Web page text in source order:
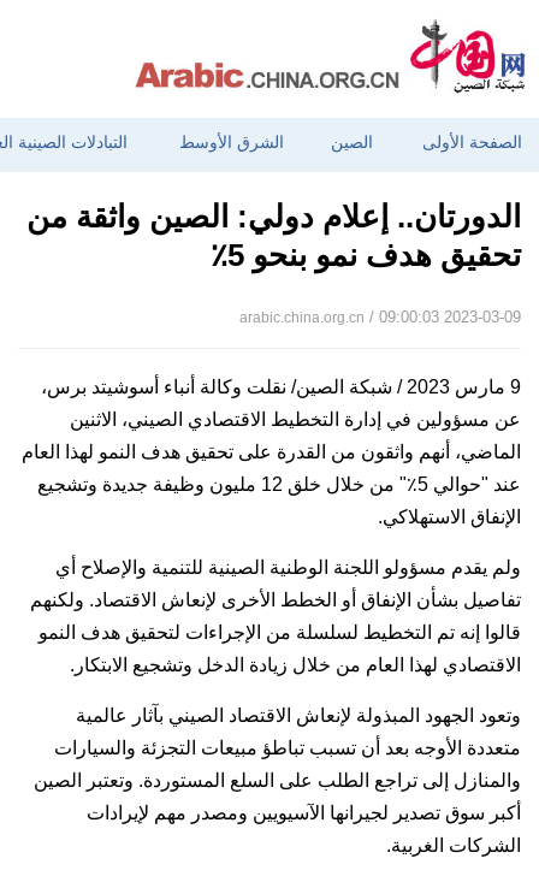
الصفحة الأولى الصين الشرق الأوسط التبادلات الصينية
الدورتان.. إعلام دولي: الصين واثقة من
تحقيق هدف نمو بنحو 5٪
arabic.china.org.cn / 09:00:03 2023-03-09
9 مارس 2023 / شبكة الصين/ نقلت وكالة أنباء أسوشيتد برس،
عن مسؤولين في إدارة التخطيط الاقتصادي الصيني، الاثنين
الماضي، أنهم واثقون من القدرة على تحقيق هدف النمو لهذا العام
عند "حوالي 5٪" من خلال خلق 12 مليون وظيفة جديدة وتشجيع
الإنفاق الاستهلاكي.
ولم يقدم مسؤولو اللجنة الوطنية الصينية للتنمية والإصلاح أي
تفاصيل بشأن الإنفاق أو الخطط الأخرى لإنعاش الاقتصاد. ولكنهم
قالوا إنه تم التخطيط لسلسلة من الإجراءات لتحقيق هدف النمو
الاقتصادي لهذا العام من خلال زيادة الدخل وتشجيع الابتكار.
وتعود الجهود المبذولة لإنعاش الاقتصاد الصيني بآثار عالمية
متعددة الأوجه بعد أن تسبب تباطؤ مبيعات التجزئة والسيارات
والمنازل إلى تراجع الطلب على السلع المستوردة. وتعتبر الصين
أكبر سوق تصدير لجيرانها الآسيويين ومصدر مهم لإيرادات
الشركات الغربية.